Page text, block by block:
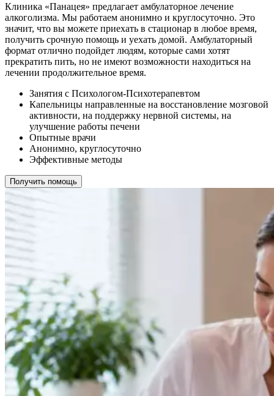
Клиника «Панацея» предлагает амбулаторное лечение
алкоголизма. Мы работаем анонимно и круглосуточно. Это
значит, что вы можете приехать в стационар в любое время,
получить срочную помощь и уехать домой. Амбулаторный
формат отлично подойдет людям, которые сами хотят
прекратить пить, но не имеют возможности находиться на
лечении продолжительное время.
Занятия с Психологом-Психотерапевтом
Капельницы направленные на восстановление мозговой
активности, на поддержку нервной системы, на
улучшение работы печени
Опытные врачи
Анонимно, круглосуточно
Эффективные методы
Получить помощь